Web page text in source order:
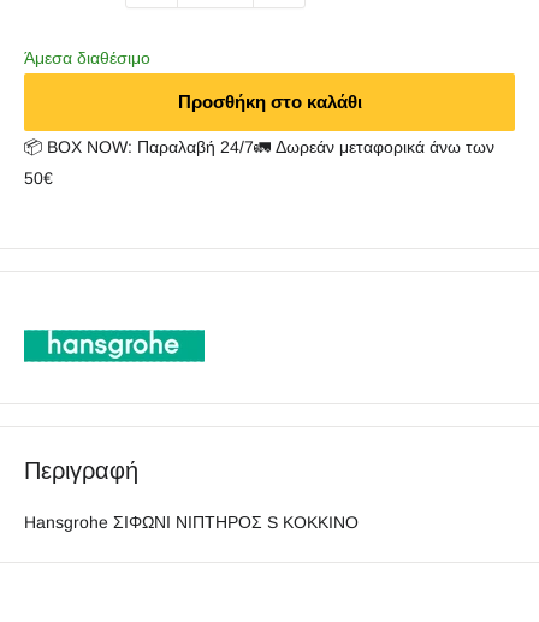
Άμεσα διαθέσιμο
Προσθήκη στο καλάθι
📦 BOX NOW: Παραλαβή 24/7🚛 Δωρεάν μεταφορικά άνω των
50€
Περιγραφή
Hansgrohe ΣΙΦΩΝΙ ΝΙΠΤΗΡΟΣ S KOKKINO